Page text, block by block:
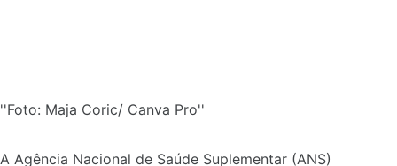
''Foto: Maja Coric/ Canva Pro''
A Agência Nacional de Saúde Suplementar (ANS)